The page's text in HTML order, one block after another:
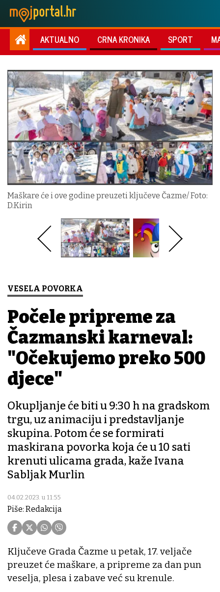
AKTUALNO CRNA KRONIKA SPORT
Maškare će i ove godine preuzeti ključeve Čazme/ Foto:
D.Kirin
VESELA POVORKA
Počele pripreme za
Čazmanski karneval:
"Očekujemo preko 500
djece"
Okupljanje će biti u 9:30 h na gradskom
trgu, uz animaciju i predstavljanje
skupina. Potom će se formirati
maskirana povorka koja će u 10 sati
krenuti ulicama grada, kaže Ivana
Sabljak Murlin
04.02.2023. u 11:55
Piše: Redakcija
Ključeve Grada Čazme u petak, 17. veljače
preuzet će maškare, a pripreme za dan pun
veselja, plesa i zabave već su krenule.